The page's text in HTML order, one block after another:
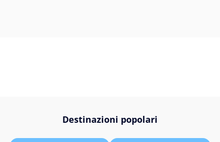
Destinazioni popolari